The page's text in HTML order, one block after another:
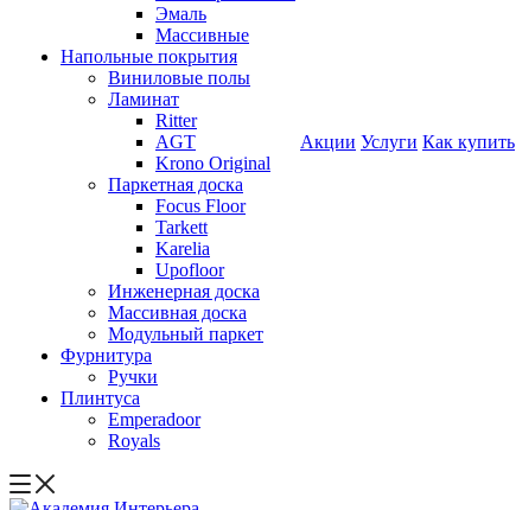
Эмаль
Массивные
Напольные покрытия
Виниловые полы
Ламинат
Ritter
AGT
Krono Original
Паркетная доска
Focus Floor
Tarkett
Karelia
Upofloor
Инженерная доска
Массивная доска
Модульный паркет
Фурнитура
Ручки
Плинтуса
Emperadoor
Royals
Акции Услуги Как купить